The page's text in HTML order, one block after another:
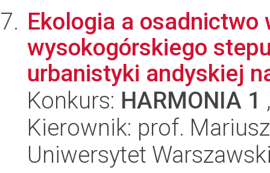
Ekologia a osadnictwo
wysokogórskiego
urbanistyki andyskiej
Konkurs: HARMONIA 1
Kierownik: prof.
Uniwersytet